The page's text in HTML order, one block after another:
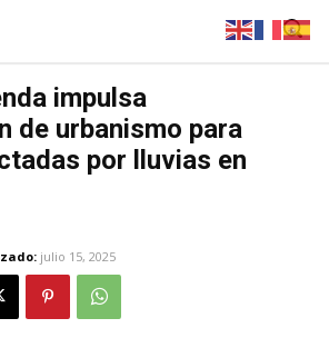
impulsa
de urbanismo para
por lluvias en
julio 15, 2025